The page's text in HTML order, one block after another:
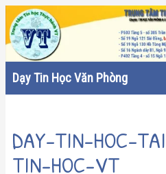
Dạy Tin Học Văn Phòng
kiếm
DUNG
DAY-TIN-HOC-
TIN-HOC-VT